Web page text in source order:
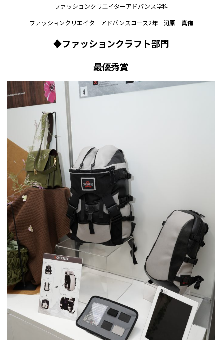
ファッションクリエイターアドバンス学科
ファッションクリエイタ―アドバンスコース2年 河原 真侑
◆ファッションクラフト部門
最優秀賞